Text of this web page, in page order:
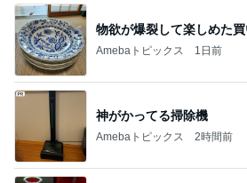
物欲が爆裂して楽しめた
Amebaトピックス 1日前
神がかってる掃除機
Amebaトピックス 2時間前